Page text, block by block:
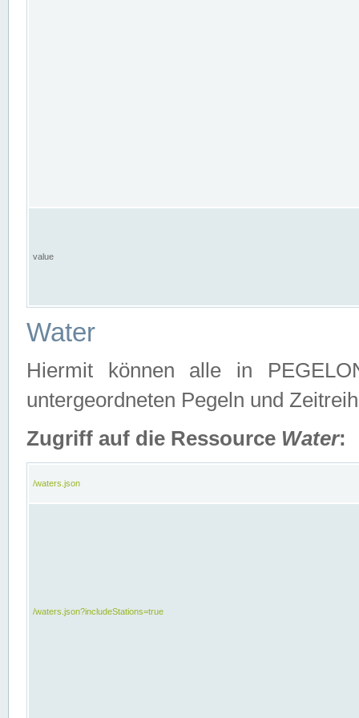
value
Water
Hiermit können alle in
untergeordneten Pegeln und
Zugriff auf die Ressource Water:
/waters.json
/waters.json?includeStations=true